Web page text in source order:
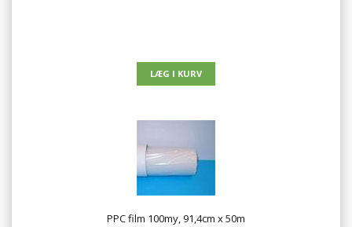
PPC film 100my, 91,4cm x 50m